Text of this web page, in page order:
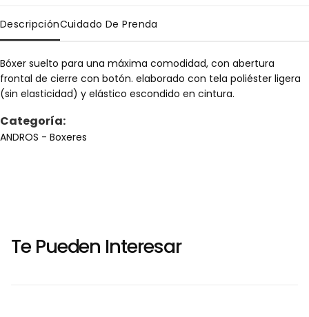
DescripciónCuidado De Prenda
Bóxer suelto para una máxima comodidad, con abertura
frontal de cierre con botón. elaborado con tela poliéster ligera
(sin elasticidad) y elástico escondido en cintura.
Categoría:
ANDROS - Boxeres
Te Pueden Interesar